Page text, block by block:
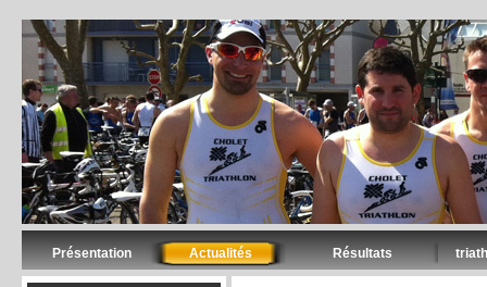
Présentation Actualités Résultats